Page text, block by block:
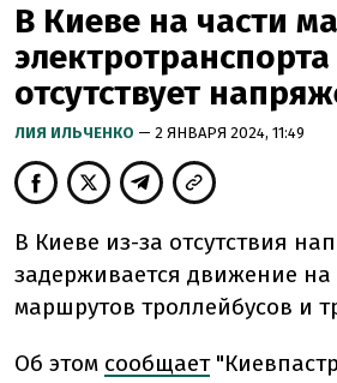
В Киеве на части
электротранспорта
отсутствует
ЛИЯ ИЛЬЧЕНКО — 2 ЯНВАРЯ 2024, 11:49
В Киеве из-за отсутствия
задерживается движение на
маршрутов троллейбусов и
Об этом сообщает